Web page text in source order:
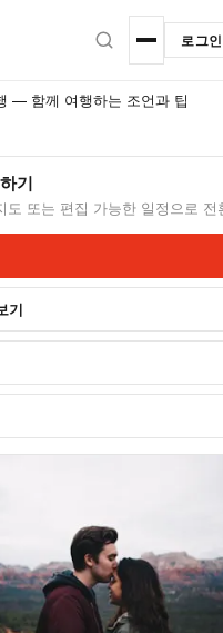
로그인
— 함께 여행하는 조언과 팁
기
도 또는 편집 가능한 일정으로 전
기